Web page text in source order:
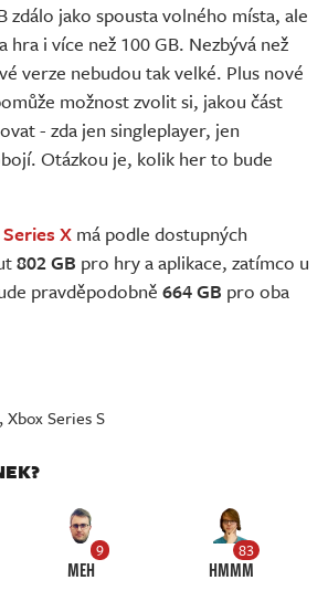
zdálo jako spousta volného místa, ale
hra i více než 100 GB. Nezbývá než
verze nebudou tak velké. Plus nové
možnost zvolit si, jakou část
- zda jen singleplayer, jen
Otázkou je, kolik her to bude
X má podle dostupných
802 GB pro hry a aplikace, zatímco u
pravděpodobně 664 GB pro oba
,Xbox Series S
9
MEH
83
HMMM